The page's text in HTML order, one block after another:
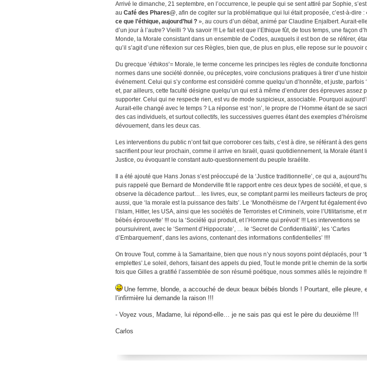
Arrivé le dimanche, 21 septembre, en l’occurrence, le peuple qui se sent attiré par Sophie,
au Café des Phares@, afin de cogiter sur la problématique qui lui était proposée, c’est-à-dire :
ce que l’éthique, aujourd’hui ? », au cours d’un débat, animé par Claudine Enjalbert. Aurait-
d’un jour à l’autre? Vieilli ? Va savoir !!! Le fait est que l’Ethique fût, de tous temps, une façon
Monde, la Morale consistant dans un ensemble de Codes, auxquels il est bon de se référer,
qu’il s’agit d’une réflexion sur ces Règles, bien que, de plus en plus, elle repose sur le pouvoir
Du grecque ‘éthikos’= Morale, le terme concerne les principes les règles de conduite
normes dans une société donnée, ou préceptes, voire conclusions pratiques à tirer d’une
événement. Celui qui s’y conforme est considéré comme quelqu’un d’honnête, et juste, parfois
et, par ailleurs, cette faculté désigne quelqu’un qui est à même d’endurer des épreuves assez
supporter. Celui qui ne respecte rien, est vu de mode suspicieux, associable. Pourquoi
Aurait-elle changé avec le temps ? La réponse est ‘non’, le propre de l’Homme étant de se
des cas individuels, et surtout collectifs, les successives guerres étant des exemples
dévouement, dans les deux cas.
Les interventions du public n’ont fait que corroborer ces faits, c’est à dire, se référant à des
sacrifient pour leur prochain, comme il arrive en Israël, quasi quotidiennement, la Morale étant
Justice, ou évoquant le constant auto-questionnement du peuple Israélite.
Il a été ajouté que Hans Jonas s’est préoccupé de la ‘Justice traditionnelle’, ce qui a,
puis rappelé que Bernard de Monderville fit le rapport entre ces deux types de société, et que,
observe la décadence partout… les livres, eux, se comptant parmi les meilleurs facteurs de
aussi, que ‘la morale est la puissance des faits’. Le ‘Monothéisme de l’Argent fut également
l’Islam, Hitler, les USA, ainsi que les sociétés de Terroristes et Criminels, voire l’Utilitarisme, et
bébés éprouvette’ !!! ou la ‘Société qui produit, et l’Homme qui prévoit’ !!! Les interventions se
poursuivirent, avec le ‘Serment d’Hippocrate’, … le ‘Secret de Confidentialité’, les ‘Cartes
d’Embarquement’, dans les avions, contenant des informations confidentielles’ !!!!
On trouve Tout, comme à la Samaritaine, bien que nous n’y nous soyons point déplacés, pour
emplettes’.Le soleil, dehors, faisant des appels du pied, Tout le monde prit le chemin de la
fois que Gilles a gratifié l’assemblée de son résumé poétique, nous sommes allés le rejoindre
Une femme, blonde, a accouché de deux beaux bébés blonds ! Pourtant, elle pleure,
l’infirmière lui demande la raison !!!
- Voyez vous, Madame, lui répond-elle… je ne sais pas qui est le père du deuxième !!!
Carlos